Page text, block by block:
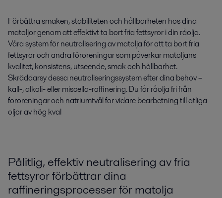
Förbättra smaken, stabiliteten och hållbarheten hos dina
matoljor genom att effektivt ta bort fria fettsyror i din råolja.
Våra system för neutralisering av matolja för att ta bort fria
fettsyror och andra föroreningar som påverkar matoljans
kvalitet, konsistens, utseende, smak och hållbarhet.
Skräddarsy dessa neutraliseringssystem efter dina behov –
kall-, alkali- eller miscella-raffinering. Du får råolja fri från
föroreningar och natriumtvål för vidare bearbetning till ätliga
oljor av hög kval
Pålitlig, effektiv neutralisering av fria
fettsyror förbättrar dina
raffineringsprocesser för matolja